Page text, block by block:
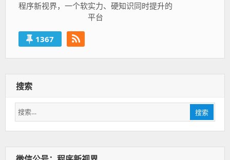
程序新视界，一个软实力、硬知识同时提升的
平台
1367
搜索
搜
索：
搜索